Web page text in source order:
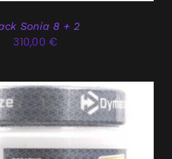
Sonia 8 + 2
310,00 €